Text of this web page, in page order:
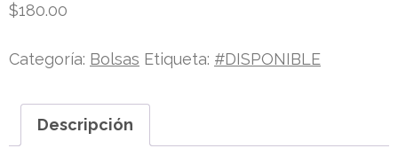
$180.00
Categoría: Bolsas Etiqueta: #DISPONIBLE
Descripción